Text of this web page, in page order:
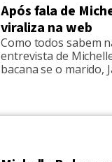
Após fala de
viraliza na web
Como todos sabem
entrevista de
bacana se o marido,